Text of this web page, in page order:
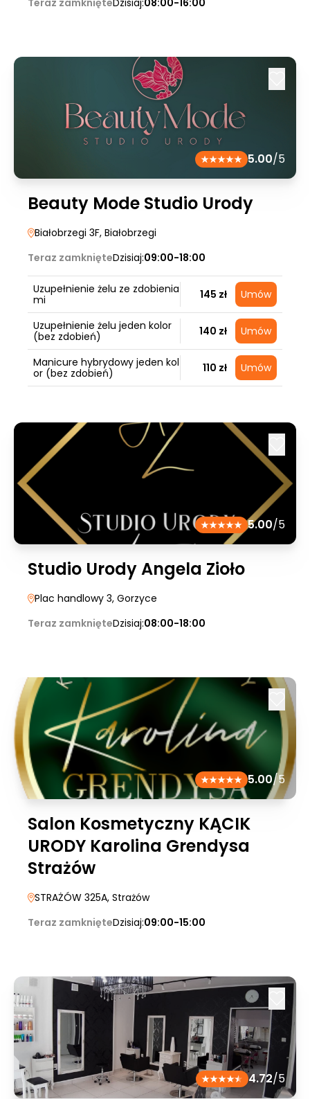
Teraz zamknięteDzisiaj:08:00-16:00
5.00/5
Beauty Mode Studio Urody
Białobrzegi 3F, Białobrzegi
Teraz zamknięteDzisiaj:09:00-18:00
Uzupełnienie żelu ze zdobienia
mi
145 zł Umów
Uzupełnienie żelu jeden kolor
(bez zdobień)
140 zł Umów
Manicure hybrydowy jeden kol
or (bez zdobień)
110 zł Umów
5.00/5
Studio Urody Angela Zioło
Plac handlowy 3, Gorzyce
Teraz zamknięteDzisiaj:08:00-18:00
5.00/5
Salon Kosmetyczny KĄCIK
URODY Karolina Grendysa
Strażów
STRAŻÓW 325A, Strażów
Teraz zamknięteDzisiaj:09:00-15:00
4.72/5